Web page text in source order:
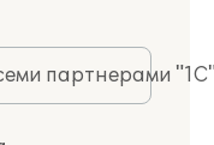
партнерами